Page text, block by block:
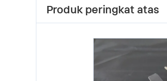
Produk peringkat atas